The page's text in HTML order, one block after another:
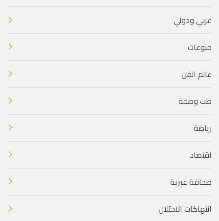
عربي ودولي
منوعات
عالم الفن
طب وصحة
رياضة
اقتصاد
صحافة عبرية
انتهاكات الاحتلال